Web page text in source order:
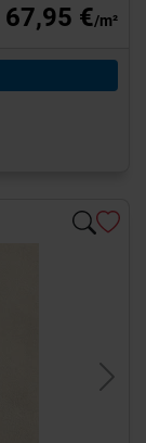
67,95 €/m²
Next